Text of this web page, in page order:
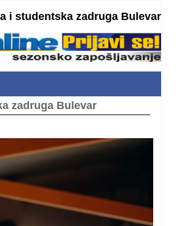
i studentska zadruga Bulevar
zadruga Bulevar